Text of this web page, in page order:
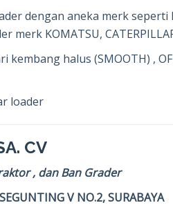
dengan aneka merk seperti
merk KOMATSU,
halus (SMOOTH) ,
loader
CV
, dan Ban Grader
V NO.2, SURABAYA